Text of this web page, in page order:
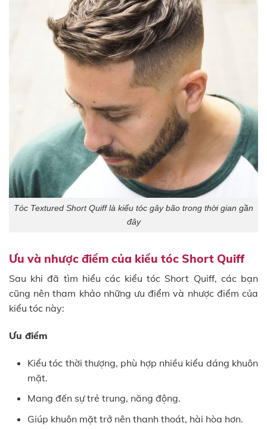
Tóc Textured Short Quiff là kiểu tóc gây bão trong thời gian gần
đây
Ưu và nhược điểm của kiểu tóc Short Quiff
Sau khi đã tìm hiểu các kiểu tóc Short Quiff, các bạn
cũng nên tham khảo những ưu điểm và nhược điểm của
kiểu tóc này:
Ưu điểm
Kiểu tóc thời thượng, phù hợp nhiều kiểu dáng khuôn
mặt.
Mang đến sự trẻ trung, năng động.
Giúp khuôn mặt trở nên thanh thoát, hài hòa hơn.